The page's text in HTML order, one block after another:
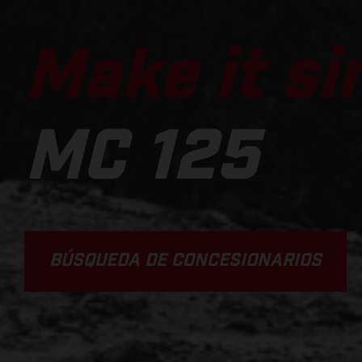
Make it
MC 125
BÚSQUEDA DE CONCESIONARIOS